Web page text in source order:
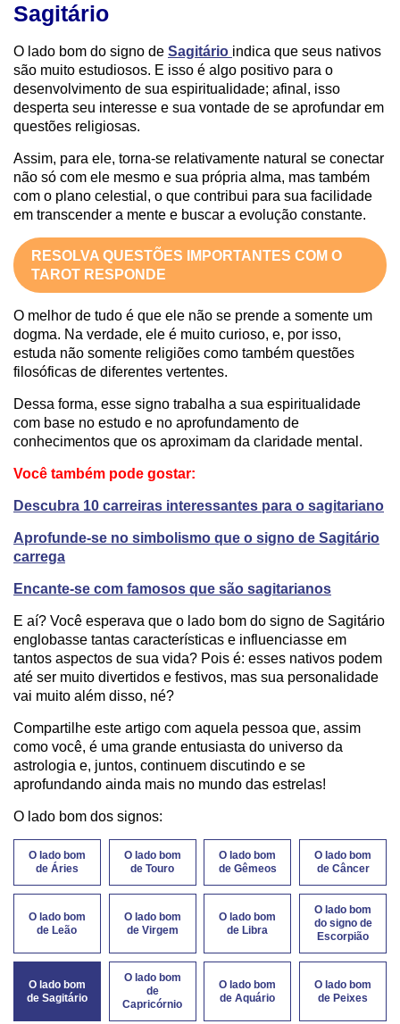
Sagitário
O lado bom do signo de Sagitário indica que seus nativos
são muito estudiosos. E isso é algo positivo para o
desenvolvimento de sua espiritualidade; afinal, isso
desperta seu interesse e sua vontade de se aprofundar em
questões religiosas.
Assim, para ele, torna-se relativamente natural se conectar
não só com ele mesmo e sua própria alma, mas também
com o plano celestial, o que contribui para sua facilidade
em transcender a mente e buscar a evolução constante.
RESOLVA QUESTÕES IMPORTANTES COM O
TAROT RESPONDE
O melhor de tudo é que ele não se prende a somente um
dogma. Na verdade, ele é muito curioso, e, por isso,
estuda não somente religiões como também questões
filosóficas de diferentes vertentes.
Dessa forma, esse signo trabalha a sua espiritualidade
com base no estudo e no aprofundamento de
conhecimentos que os aproximam da claridade mental.
Você também pode gostar:
Descubra 10 carreiras interessantes para o sagitariano
Aprofunde-se no simbolismo que o signo de Sagitário
carrega
Encante-se com famosos que são sagitarianos
E aí? Você esperava que o lado bom do signo de Sagitário
englobasse tantas características e influenciasse em
tantos aspectos de sua vida? Pois é: esses nativos podem
até ser muito divertidos e festivos, mas sua personalidade
vai muito além disso, né?
Compartilhe este artigo com aquela pessoa que, assim
como você, é uma grande entusiasta do universo da
astrologia e, juntos, continuem discutindo e se
aprofundando ainda mais no mundo das estrelas!
O lado bom dos signos:
O lado bom
de Áries
O lado bom
de Touro
O lado bom
de Gêmeos
O lado bom
de Câncer
O lado bom
de Leão
O lado bom
de Virgem
O lado bom
de Libra
O lado bom
do signo de
Escorpião
O lado bom
de Sagitário
O lado bom
de
Capricórnio
O lado bom
de Aquário
O lado bom
de Peixes